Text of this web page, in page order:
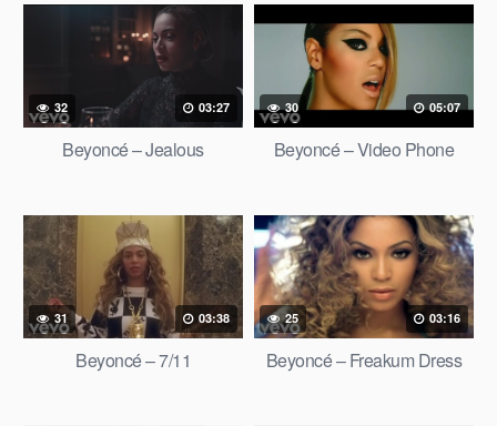
32 03:27
Beyoncé – Jealous
30 05:07
Beyoncé – Video Phone
31 03:38
Beyoncé – 7/11
25 03:16
Beyoncé – Freakum Dress